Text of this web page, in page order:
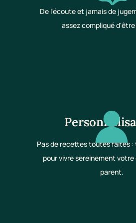
De l'écoute et jamais de
assez compliqué
Pas de recettes toutes faites :
pour vivre sereinement
parent.